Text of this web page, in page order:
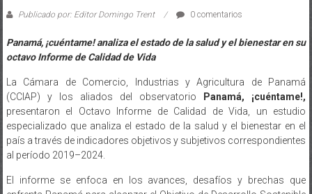
Publicado por: Editor Domingo Trent 0 comentarios
Panamá, ¡cuéntame! analiza el estado de la saludy el bienestar en su
octavo Informe de Calidad de Vida
La Cámara de Comercio, Industrias y Agricultura de Panamá
(CCIAP) y los aliados del observatorio
Panamá, ¡cuéntame!,
presentaron el Octavo Informe de Calidad de Vida, un estudio
especializado que analiza el estado de la salud y el bienestar en el
país a través de indicadores objetivos y subjetivos correspondientes
al período 2019–2024.
El informe se enfoca en los avances, desafíos y brechas que